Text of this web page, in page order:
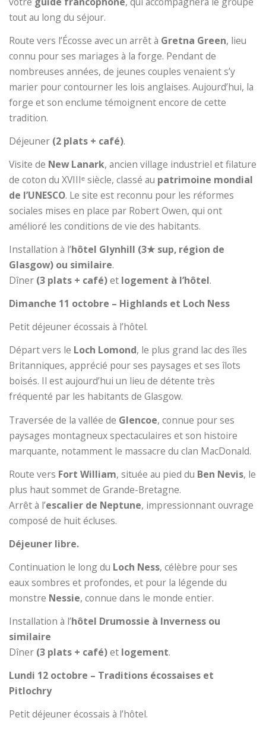
tout au long du séjour.
Route vers l’Écosse avec un arrêt à Gretna Green, lieu
connu pour ses mariages à la forge. Pendant de
nombreuses années, de jeunes couples venaient s’y
marier pour contourner les lois anglaises. Aujourd’hui, la
forge et son enclume témoignent encore de cette
tradition.
Déjeuner (2 plats + café).
Visite de New Lanark, ancien village industriel et filature
de coton du XVIIIᵉ siècle, classé au patrimoine mondial
de l’UNESCO. Le site est reconnu pour les réformes
sociales mises en place par Robert Owen, qui ont
amélioré les conditions de vie des habitants.
Installation à l’hôtel Glynhill (3★ sup, région de
Glasgow) ou similaire.
Dîner (3 plats + café)et logement à l’hôtel.
Dimanche 11 octobre – Highlands et Loch Ness
Petit déjeuner écossais à l’hôtel.
Départ vers le Loch Lomond, le plus grand lac des îles
Britanniques, apprécié pour ses paysages et ses îlots
boisés. Il est aujourd’hui un lieu de détente très
fréquenté par les habitants de Glasgow.
Traversée de la vallée de Glencoe, connue pour ses
paysages montagneux spectaculaires et son histoire
marquante, notamment le massacre du clan MacDonald.
Route vers Fort William, située au pied du Ben Nevis, le
plus haut sommet de Grande-Bretagne.
Arrêt à l’escalier de Neptune, impressionnant ouvrage
composé de huit écluses.
Déjeuner libre.
Continuation le long du Loch Ness, célèbre pour ses
eaux sombres et profondes, et pour la légende du
monstre Nessie, connue dans le monde entier.
Installation à l’hôtel Drumossie à Inverness ou
similaire
Dîner (3 plats + café)et logement.
Lundi 12 octobre – Traditions écossaises et
Pitlochry
Petit déjeuner écossais à l’hôtel.